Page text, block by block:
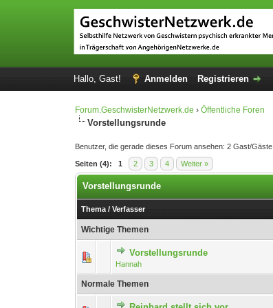
Hallo, Gast! Anmelden Registrieren
Forum.GeschwisterNetzwerk.de ›Öffentliche Foren
Vorstellungsrunde
Benutzer, die gerade dieses Forum ansehen: 2 Gast/Gäste
Seiten (4): 1 2 3 4 Weiter »
Vorstellungsrunde
Thema /Verfasser
Wichtige Themen
Vorstellungsrunde
Hannah
Normale Themen